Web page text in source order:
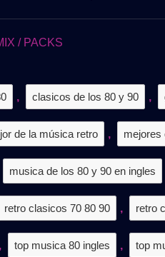
/ PACKS
, clasicos de los 80 y 90 ,
de la música retro , mejores
musica de los 80 y 90 en ingles
retro clasicos 70 80 90 , retro
, top musica 80 ingles , top